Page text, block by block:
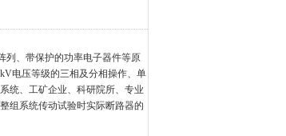
列、带保护的功率电子器件等原
电压等级的三相及分相操作、单
统、工矿企业、科研院所、专业
组系统传动试验时实际断路器的